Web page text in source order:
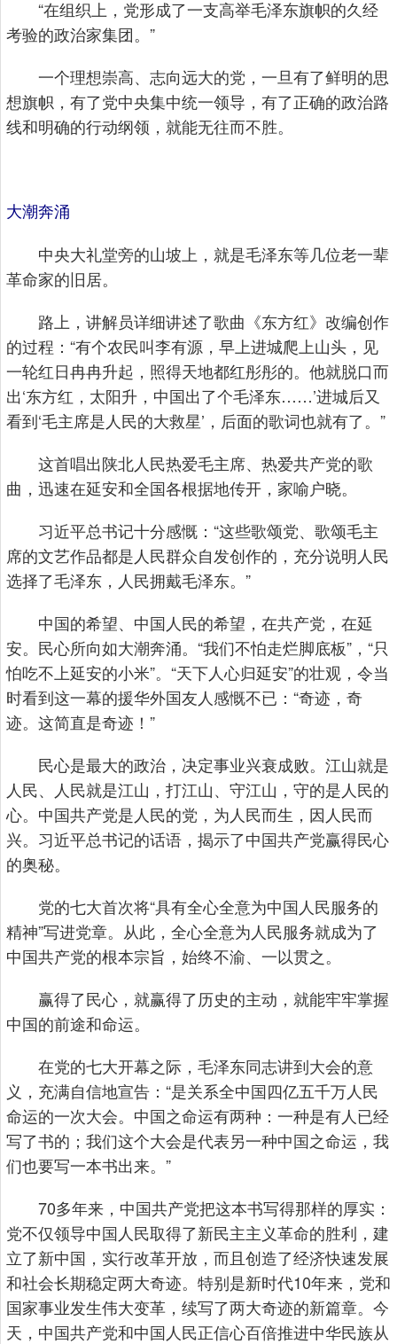
“在组织上，党形成了一支高举毛泽东旗帜的久经
考验的政治家集团。”
一个理想崇高、志向远大的党，一旦有了鲜明的思
想旗帜，有了党中央集中统一领导，有了正确的政治路
线和明确的行动纲领，就能无往而不胜。
大潮奔涌
中央大礼堂旁的山坡上，就是毛泽东等几位老一辈
革命家的旧居。
路上，讲解员详细讲述了歌曲《东方红》改编创作
的过程：“有个农民叫李有源，早上进城爬上山头，见
一轮红日冉冉升起，照得天地都红彤彤的。他就脱口而
出‘东方红，太阳升，中国出了个毛泽东……’进城后又
看到‘毛主席是人民的大救星’，后面的歌词也就有了。”
这首唱出陕北人民热爱毛主席、热爱共产党的歌
曲，迅速在延安和全国各根据地传开，家喻户晓。
习近平总书记十分感慨：“这些歌颂党、歌颂毛主
席的文艺作品都是人民群众自发创作的，充分说明人民
选择了毛泽东，人民拥戴毛泽东。”
中国的希望、中国人民的希望，在共产党，在延
安。民心所向如大潮奔涌。“我们不怕走烂脚底板”，“只
怕吃不上延安的小米”。“天下人心归延安”的壮观，令当
时看到这一幕的援华外国友人感慨不已：“奇迹，奇
迹。这简直是奇迹！”
民心是最大的政治，决定事业兴衰成败。江山就是
人民、人民就是江山，打江山、守江山，守的是人民的
心。中国共产党是人民的党，为人民而生，因人民而
兴。习近平总书记的话语，揭示了中国共产党赢得民心
的奥秘。
党的七大首次将“具有全心全意为中国人民服务的
精神”写进党章。从此，全心全意为人民服务就成为了
中国共产党的根本宗旨，始终不渝、一以贯之。
赢得了民心，就赢得了历史的主动，就能牢牢掌握
中国的前途和命运。
在党的七大开幕之际，毛泽东同志讲到大会的意
义，充满自信地宣告：“是关系全中国四亿五千万人民
命运的一次大会。中国之命运有两种：一种是有人已经
写了书的；我们这个大会是代表另一种中国之命运，我
们也要写一本书出来。”
70多年来，中国共产党把这本书写得那样的厚实：
党不仅领导中国人民取得了新民主主义革命的胜利，建
立了新中国，实行改革开放，而且创造了经济快速发展
和社会长期稳定两大奇迹。特别是新时代10年来，党和
国家事业发生伟大变革，续写了两大奇迹的新篇章。今
天，中国共产党和中国人民正信心百倍推进中华民族从